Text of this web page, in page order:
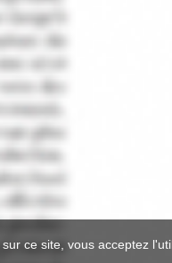
ce site, vous acceptez